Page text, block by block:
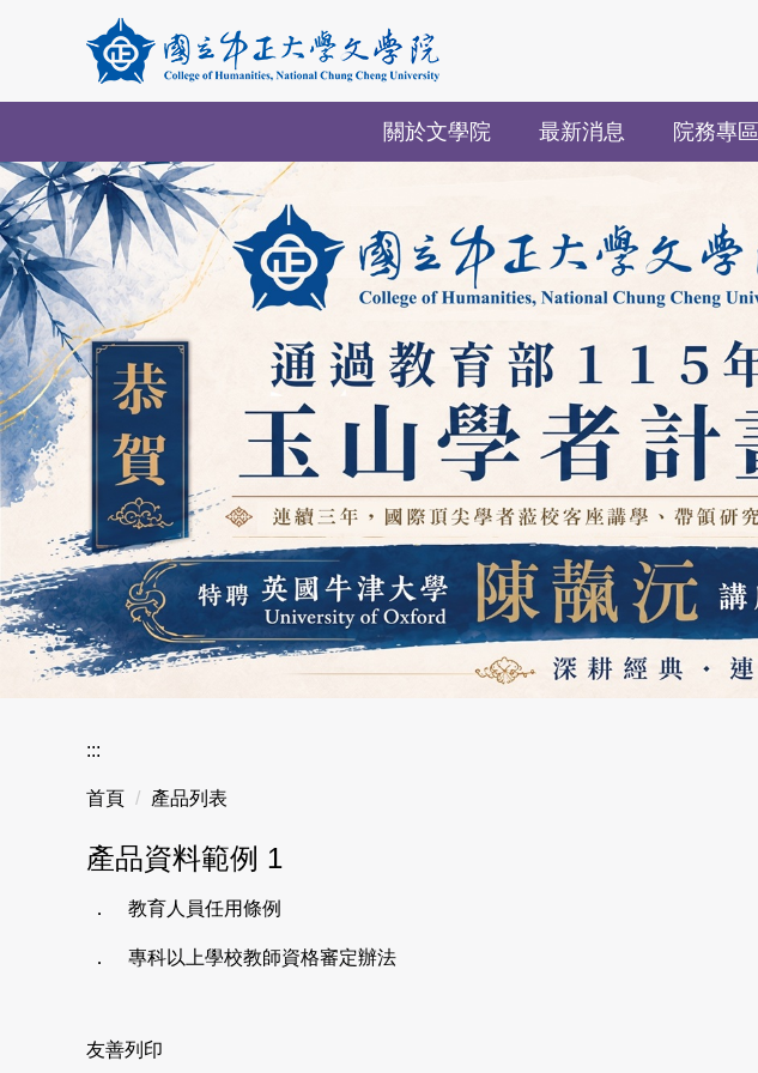
要
容
區
關於文學院 最新消息 院務專區
本院獲教育部核定通過115年玉山學者計畫，成功延攬英國牛津大學陳靝沅講座教授
:::
首頁 產品列表
產品資料範例 1
． 教育人員任用條例
． 專科以上學校教師資格審定辦法
友善列印